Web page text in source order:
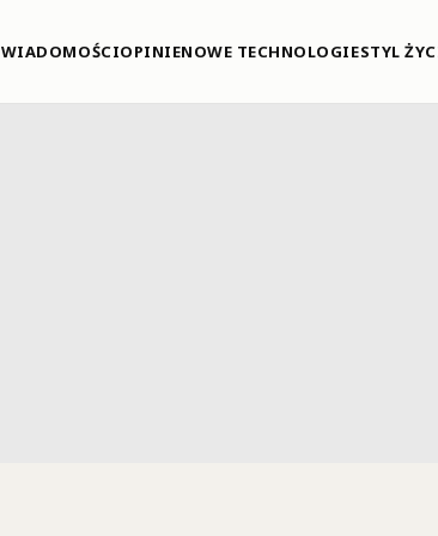
WIADOMOŚCIOPINIENOWE TECHNOLOGIESTYL